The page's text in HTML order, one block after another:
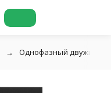
Однофазный